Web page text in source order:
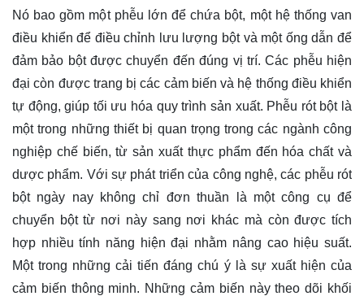
Nó bao gồm một phễu lớn để chứa bột, một hệ thống van
điều khiển để điều chỉnh lưu lượng bột và một ống dẫn để
đảm bảo bột được chuyển đến đúng vị trí. Các phễu hiện
đại còn được trang bị các cảm biến và hệ thống điều khiển
tự động, giúp tối ưu hóa quy trình sản xuất. Phễu rót bột là
một trong những thiết bị quan trọng trong các ngành công
nghiệp chế biến, từ sản xuất thực phẩm đến hóa chất và
dược phẩm. Với sự phát triển của công nghệ, các phễu rót
bột ngày nay không chỉ đơn thuần là một công cụ để
chuyển bột từ nơi này sang nơi khác mà còn được tích
hợp nhiều tính năng hiện đại nhằm nâng cao hiệu suất.
Một trong những cải tiến đáng chú ý là sự xuất hiện của
cảm biến thông minh. Những cảm biến này theo dõi khối